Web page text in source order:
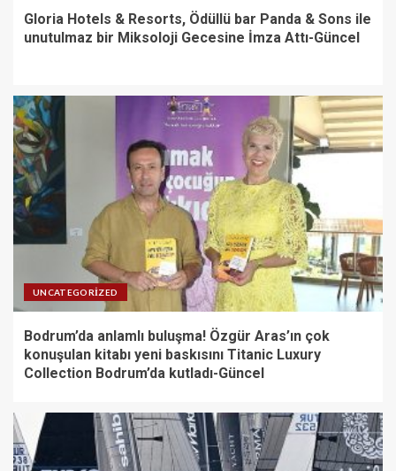
Gloria Hotels & Resorts, Ödüllü bar Panda & Sons ile
unutulmaz bir Miksoloji Gecesine İmza Attı-Güncel
UNCATEGORIZED
Bodrum’da anlamlı buluşma! Özgür Aras’ın çok
konuşulan kitabı yeni baskısını Titanic Luxury
Collection Bodrum’da kutladı-Güncel